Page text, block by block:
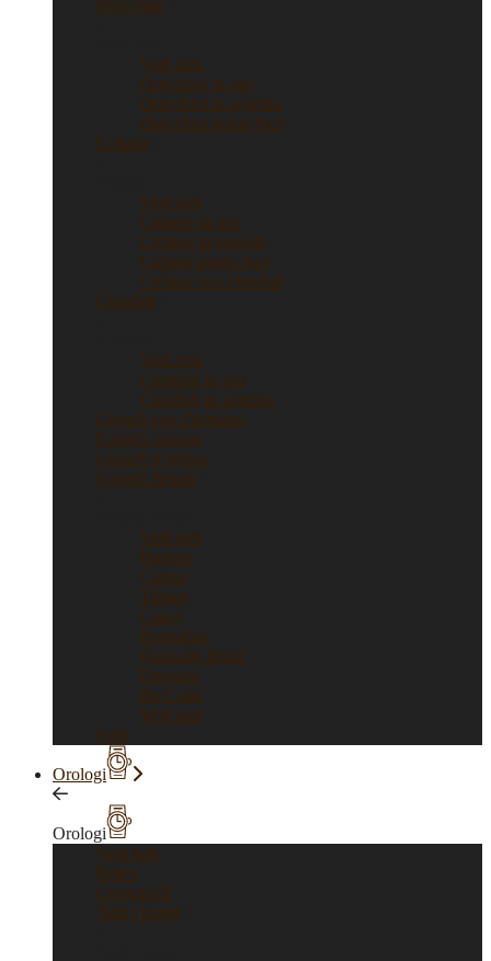
Orecchini
Vedi tutti
Orecchini in oro
Orecchini in argento
Orecchini punto luce
Collane
Vedi tutti
Collane in oro
Collane in argento
Collane punto luce
Collane con ciondoli
Ciondoli
Vedi tutti
Ciondoli in oro
Ciondoli in argento
Gioielli con Diamanti
Gioielli vintage
Gioielli d’artista
Gioielli firmati
Vedi tutti
Bulgari
Cartier
Tiffany
Gucci
Pomellato
Pasquale Bruni
Damiani
Re Carlo
Vedi tutti
Sold
Orologi
Orologi
Vedi tutti
Rolex
Cronografi
Tutti i brand